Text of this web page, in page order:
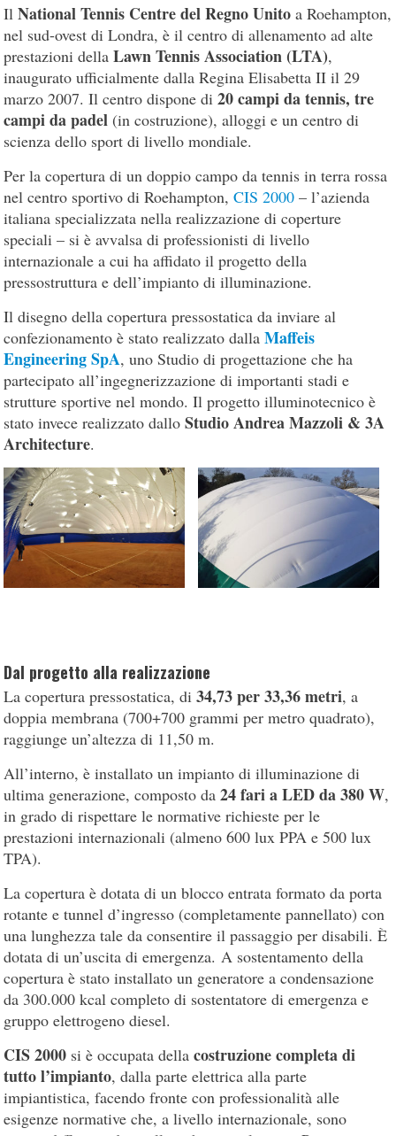
IlNational Tennis Centre del Regno Unito a Roehampton,
nel sud-ovest di Londra, è il centro di allenamento ad alte
prestazioni dellaLawn Tennis Association (LTA),
inaugurato ufficialmente dalla Regina Elisabetta II il 29
marzo 2007. Il centro dispone di20 campi da tennis, tre
campi da padel (in costruzione), alloggi e un centro di
scienza dello sport di livello mondiale.
Per la copertura di un doppio campo da tennis in terra rossa
nel centro sportivo di Roehampton,CIS 2000 – l’azienda
italiana specializzata nella realizzazione di coperture
speciali – si è avvalsa di professionisti di livello
internazionale a cui ha affidato il progetto della
pressostruttura e dell’impianto di illuminazione.
Il disegno della copertura pressostatica da inviare al
confezionamento è stato realizzato dallaMaffeis
Engineering SpA, uno Studio di progettazione che ha
partecipato all’ingegnerizzazione di importanti stadi e
strutture sportive nel mondo. Il progetto illuminotecnico è
stato invece realizzato dalloStudio Andrea Mazzoli & 3A
Architecture.
Dal progetto alla realizzazione
La copertura pressostatica, di34,73 per 33,36 metri, a
doppia membrana (700+700 grammi per metro quadrato),
raggiunge un’altezza di 11,50 m.
All’interno, è installato un impianto di illuminazione di
ultima generazione, composto da24 fari a LED da 380 W,
in grado di rispettare le normative richieste per le
prestazioni internazionali (almeno 600 lux PPA e 500 lux
TPA).
La copertura è dotata di un blocco entrata formato da porta
rotante e tunnel d’ingresso (completamente pannellato) con
una lunghezza tale da consentire il passaggio per disabili. È
dotata di un’uscita di emergenza. A sostentamento della
copertura è stato installato un generatore a condensazione
da 300.000 kcal completo di sostentatore di emergenza e
gruppo elettrogeno diesel.
CIS 2000 si è occupata dellacostruzione completa di
tutto l’impianto, dalla parte elettrica alla parte
impiantistica, facendo fronte con professionalità alle
esigenze normative che, a livello internazionale, sono